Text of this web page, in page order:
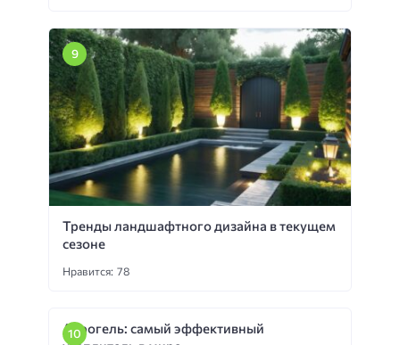
Тренды ландшафтного дизайна в текущем
сезоне
Нравится: 78
Аэрогель: самый эффективный